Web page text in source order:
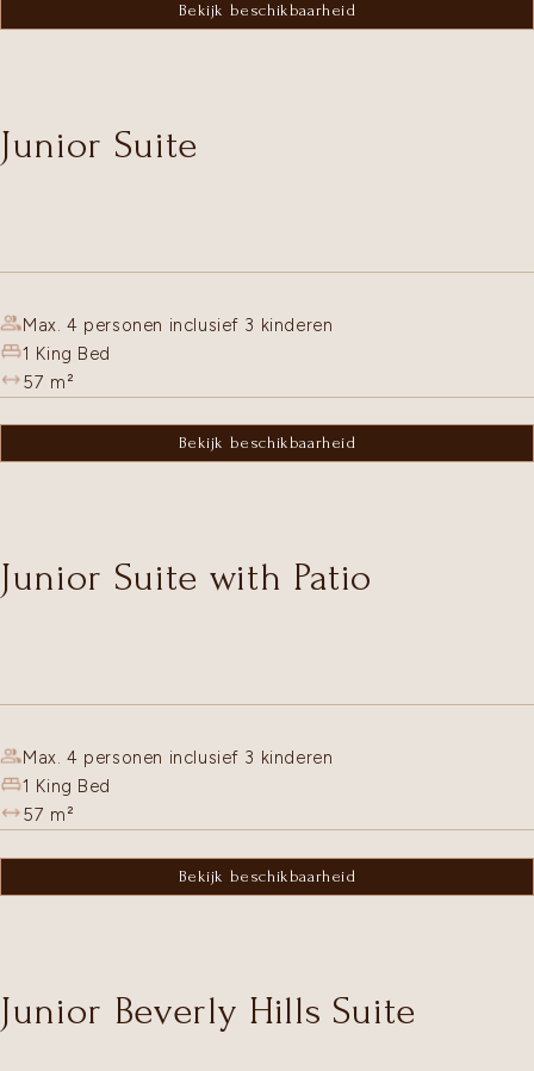
Bekijk beschikbaarheid
Junior Suite
Max. 4 personen inclusief 3 kinderen
1 King Bed
57 m²
Bekijk beschikbaarheid
Junior Suite with Patio
Max. 4 personen inclusief 3 kinderen
1 King Bed
57 m²
Bekijk beschikbaarheid
Junior Beverly Hills Suite